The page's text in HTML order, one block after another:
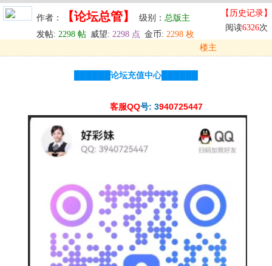
作者： 【论坛总管】 级别： 总版主
发帖: 2298 帖 威望: 2298 点 金币: 2298 枚
【历史记录】
阅读6326次
楼主
██████论坛充值中心██████
客服QQ号: 3940725447